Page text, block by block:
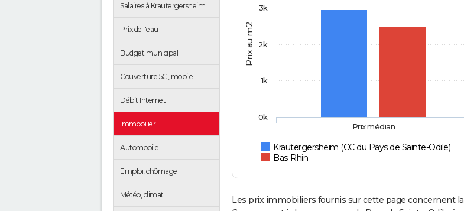
Salaires à Krautergersheim
Prix de l'eau
Budget municipal
Couverture 5G, mobile
Débit Internet
Immobilier
Automobile
Emploi, chômage
Météo, climat
Prix au m2
Krautergersheim (CC du Pays de Sainte-Odile)
Bas-Rhin
Prix médian
0k
1k
2k
3k
Les prix immobiliers fournis sur cette page concernent la